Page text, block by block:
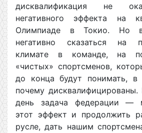
дисквалификация не
негативного эффекта на
Олимпиаде в Токио. Но
негативно сказаться на
климате в команде, на
«чистых» спортсменов,
до конца будут понимать,
почему
день задача федерации —
этот эффект и продолжить
русле, дать нашим